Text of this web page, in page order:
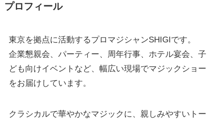
プロフィール
東京を拠点に活動するプロマジシャンSHIGIです。
企業懇親会、パーティー、周年行事、ホテル宴会、子
ども向けイベントなど、幅広い現場でマジックショー
をお届けしています。
クラシカルで華やかなマジックに、親しみやすいトー